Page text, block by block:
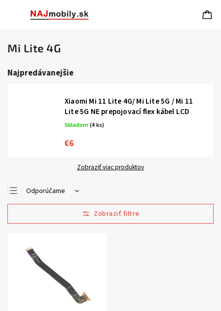
Mi Lite 4G
Najpredávanejšie
Xiaomi Mi 11 Lite 4G/ Mi Lite 5G / Mi 11
Lite 5G NE prepojovací flex kábel LCD
Skladom(4 ks)
€6
Zobraziť viac produktov
Odporúčame
Najlacnejšie
Najdrahšie
Abecedne